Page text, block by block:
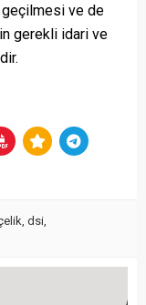
geçilmesi ve de
gerekli idari ve
dsi